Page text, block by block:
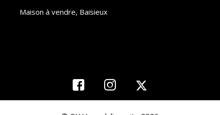
Maison à vendre, Baisieux